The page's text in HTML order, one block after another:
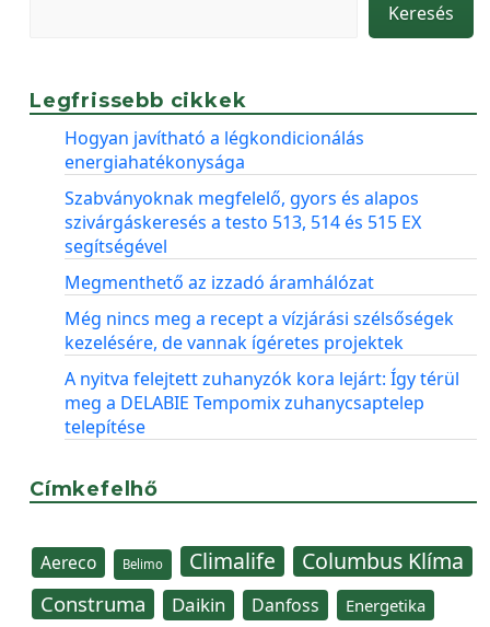
Keresés
Legfrissebb cikkek
Hogyan javítható a légkondicionálás
energiahatékonysága
Szabványoknak megfelelő, gyors és alapos
szivárgáskeresés a testo 513, 514 és 515 EX
segítségével
Megmenthető az izzadó áramhálózat
Még nincs meg a recept a vízjárási szélsőségek
kezelésére, de vannak ígéretes projektek
A nyitva felejtett zuhanyzók kora lejárt: Így térül
meg a DELABIE Tempomix zuhanycsaptelep
telepítése
Címkefelhő
Aereco Belimo Climalife Columbus Klíma
Construma Daikin Danfoss Energetika